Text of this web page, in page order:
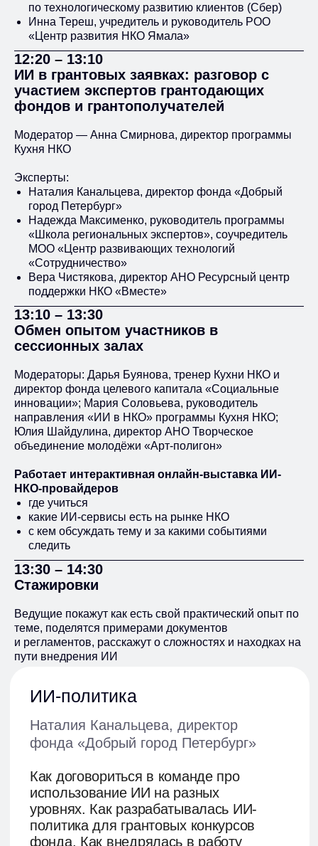
по технологическому развитию клиентов (Сбер)
Инна Тереш, учредитель и руководитель РОО
«Центр развития НКО Ямала»
12:20 – 13:10
ИИ в грантовых заявках: разговор с
участием экспертов грантодающих
фондов и грантополучателей
Модератор — Анна Смирнова, директор программы
Кухня НКО
Эксперты:
Наталия Канальцева, директор фонда «Добрый
город Петербург»
Надежда Максименко, руководитель программы
«Школа региональных экспертов», соучредитель
МОО «Центр развивающих технологий
«Сотрудничество»
Вера Чистякова, директор АНО Ресурсный центр
поддержки НКО «Вместе»
13:10 – 13:30
Обмен опытом участников в
сессионных залах
Модераторы: Дарья Буянова, тренер Кухни НКО и
директор фонда целевого капитала «Социальные
инновации»; Мария Соловьева, руководитель
направления «ИИ в НКО» программы Кухня НКО;
Юлия Шайдулина, директор АНО Творческое
объединение молодёжи «Арт-полигон»
Работает интерактивная онлайн-выставка ИИ-
НКО-провайдеров
где учиться
какие ИИ-сервисы есть на рынке НКО
с кем обсуждать тему и за какими событиями
следить
13:30 – 14:30
Стажировки
Ведущие покажут как есть свой практический опыт по
теме, поделятся примерами документов
и регламентов, расскажут о сложностях и находках на
пути внедрения ИИ
СПИКЕРЫ